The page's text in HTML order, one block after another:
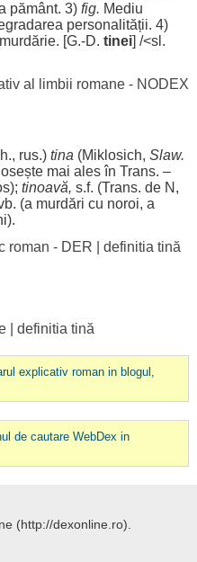
pământ. 3) fig. Mediu
personalității. 4)
murdărie. [G.-D. tinei] /<sl.
al limbii romane - NODEX
., rus.) tina (Miklosich, Slaw.
mai alesîn Trans. –
); tinoavă, s.f. (Trans. de N,
(a murdări cu noroi, a
).
roman - DER
definitia tină
| definitia tină
explicativ roman in blogul,
de cautare WebDex in
(http://dexonline.ro).